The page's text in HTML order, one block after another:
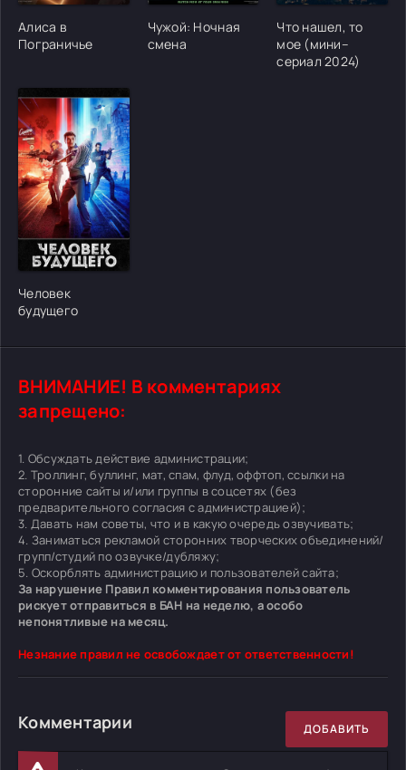
Алиса в
Пограничье
Чужой: Ночная
смена
Что нашел, то
мое (мини–
сериал 2024)
[/xfgiven_cvh_poster_urlcvh_poster_url]
Человек
будущего
ВНИМАНИЕ! В комментариях
запрещено:
1. Обсуждать действие администрации;
2. Троллинг, буллинг, мат, спам, флуд, оффтоп, ссылки на
сторонние сайты и/или группы в соцсетях (без
предварительного согласия с администрацией);
3. Давать нам советы, что и в какую очередь озвучивать;
4. Заниматься рекламой сторонних творческих объединений/
групп/студий по озвучке/дубляжу;
5. Оскорблять администрацию и пользователей сайта;
За нарушение Правил комментирования пользователь
рискует отправиться в БАН на неделю, а особо
непонятливые на месяц.
Незнание правил не освобождает от ответственности!
Комментарии ДОБАВИТЬ